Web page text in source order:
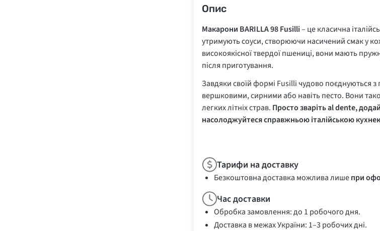
Опис
Макарони BARILLA 98 Fusilli– це класична
утримують соуси, створюючи насичений смак у
високоякісної твердої пшениці, вони мають
після приготування.
Завдяки своїй формі Fusilli чудово поєднуються
вершковими, сирними або навіть песто. Вони
легких літніх страв. Просто зварітьal dente,
насолоджуйтеся справжньою італійською
Тарифи на доставку
Безкоштовна доставка можлива лишепри
Час доставки
Обробка замовлення: до 1 робочого дня.
Доставка в межах України: 1–3 робочих дні.